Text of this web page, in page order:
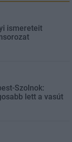
ismereteit
Szolnok:
lett a vasút